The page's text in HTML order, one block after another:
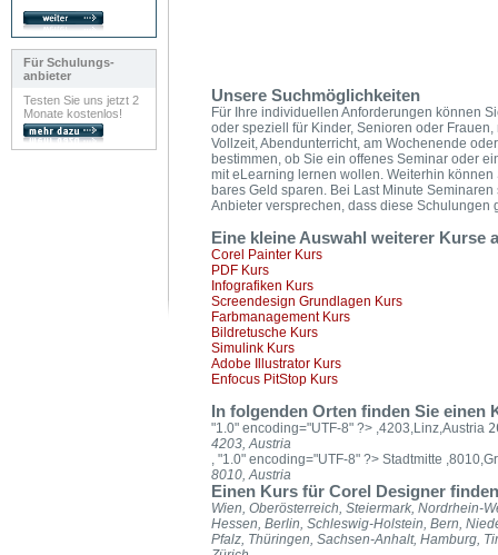
Für Schulungs-
anbieter
Testen Sie uns jetzt 2
Monate kostenlos!
Unsere Suchmöglichkeiten
Für Ihre individuellen Anforderungen können
oder speziell für Kinder, Senioren oder
Vollzeit, Abendunterricht, am Wochenende
bestimmen, ob Sie ein offenes Seminar oder
mit eLearning lernen wollen. Weiterhin
bares Geld sparen. Bei Last Minute
Anbieter versprechen, dass diese Schulungen
Eine kleine Auswahl weiterer Kurse
Corel Painter Kurs
PDF Kurs
Infografiken Kurs
Screendesign Grundlagen Kurs
Farbmanagement Kurs
Bildretusche Kurs
Simulink Kurs
Adobe Illustrator Kurs
Enfocus PitStop Kurs
In folgenden Orten finden Sie einen
"1.0" encoding="UTF-8" ?> ,4203,Linz,Austria
4203, Austria
, "1.0" encoding="UTF-8" ?> Stadtmitte
8010, Austria
Einen Kurs für Corel Designer
Wien, Oberösterreich, Steiermark, Nordrhein-
Hessen, Berlin, Schleswig-Holstein, Bern,
Pfalz, Thüringen, Sachsen-Anhalt, Hamburg,